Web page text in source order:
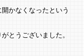
かなくなったという
とうございました。